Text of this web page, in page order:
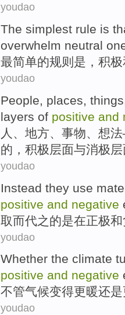
youdao
The simplest rule is
overwhelm neutral
最简单的规则 是 ， 积极
youdao
People, places, things
layers of positive and
人 、 地方、 事物、 想法
的 ， 积极层面与消极层
youdao
Instead they use
positive and negative
取而代之的是在正极和
youdao
Whether the climate
positive and negative
不管气候变得更暖还是
youdao